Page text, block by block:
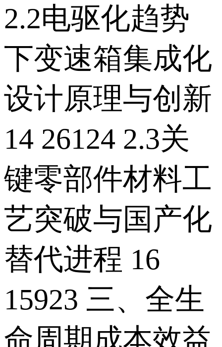
2.2电驱化趋势
下变速箱集成化
设计原理与创新
14 26124 2.3关
键零部件材料工
艺突破与国产化
替代进程 16
15923 三、全生
命周期成本效益